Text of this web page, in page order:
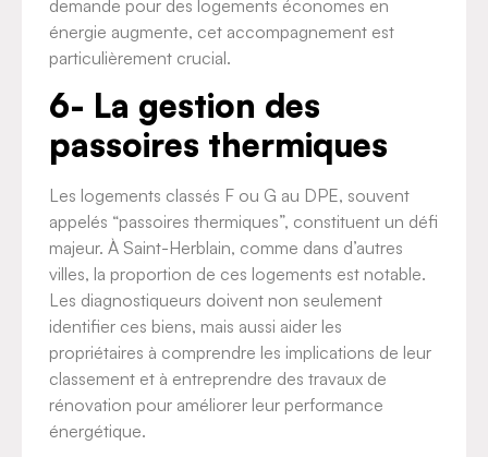
demande pour des logements économes en
énergie augmente, cet accompagnement est
particulièrement crucial.
6- La gestion des
passoires thermiques
Les logements classés F ou G au DPE, souvent
appelés “passoires thermiques”, constituent un défi
majeur. À Saint-Herblain, comme dans d’autres
villes, la proportion de ces logements est notable.
Les diagnostiqueurs doivent non seulement
identifier ces biens, mais aussi aider les
propriétaires à comprendre les implications de leur
classement et à entreprendre des travaux de
rénovation pour améliorer leur performance
énergétique.